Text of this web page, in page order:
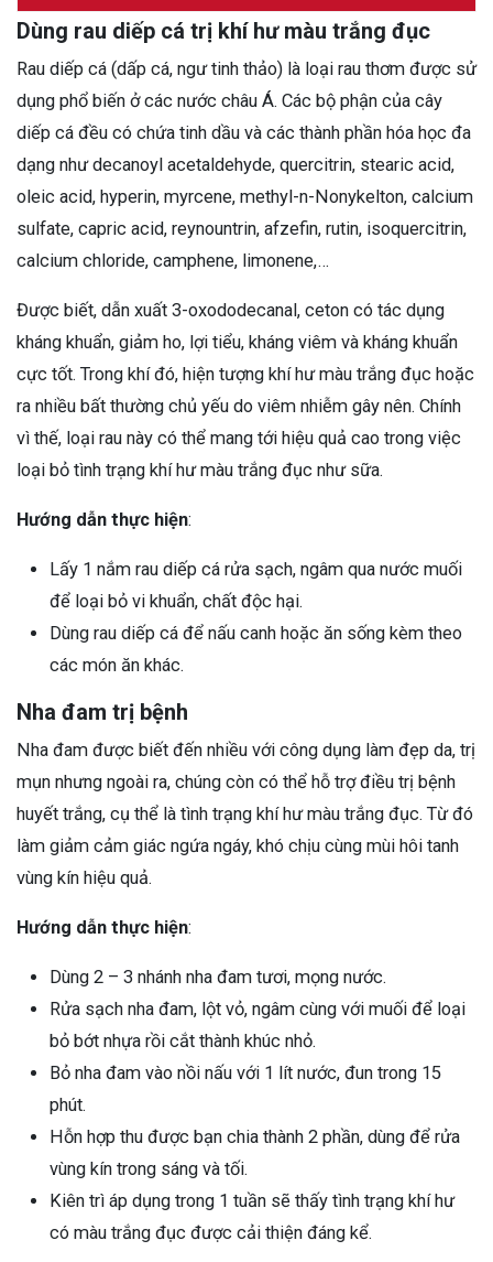
Dùng rau diếp cá trị khí hư màu trắng đục
Rau diếp cá (dấp cá, ngư tinh thảo) là loại rau thơm được sử
dụng phổ biến ở các nước châu Á. Các bộ phận của cây
diếp cá đều có chứa tinh dầu và các thành phần hóa học đa
dạng như decanoyl acetaldehyde, quercitrin, stearic acid,
oleic acid, hyperin, myrcene, methyl-n-Nonykelton, calcium
sulfate, capric acid, reynountrin, afzefin, rutin, isoquercitrin,
calcium chloride, camphene, limonene,…
Được biết, dẫn xuất 3-oxododecanal, ceton có tác dụng
kháng khuẩn, giảm ho, lợi tiểu, kháng viêm và kháng khuẩn
cực tốt. Trong khí đó, hiện tượng khí hư màu trắng đục hoặc
ra nhiều bất thường chủ yếu do viêm nhiễm gây nên. Chính
vì thế, loại rau này có thể mang tới hiệu quả cao trong việc
loại bỏ tình trạng khí hư màu trắng đục như sữa.
Hướng dẫn thực hiện:
Lấy 1 nắm rau diếp cá rửa sạch, ngâm qua nước muối
để loại bỏ vi khuẩn, chất độc hại.
Dùng rau diếp cá để nấu canh hoặc ăn sống kèm theo
các món ăn khác.
Nha đam trị bệnh
Nha đam được biết đến nhiều với công dụng làm đẹp da, trị
mụn nhưng ngoài ra, chúng còn có thể hỗ trợ điều trị bệnh
huyết trắng, cụ thể là tình trạng khí hư màu trắng đục. Từ đó
làm giảm cảm giác ngứa ngáy, khó chịu cùng mùi hôi tanh
vùng kín hiệu quả.
Hướng dẫn thực hiện:
Dùng 2 – 3 nhánh nha đam tươi, mọng nước.
Rửa sạch nha đam, lột vỏ, ngâm cùng với muối để loại
bỏ bớt nhựa rồi cắt thành khúc nhỏ.
Bỏ nha đam vào nồi nấu với 1 lít nước, đun trong 15
phút.
Hỗn hợp thu được bạn chia thành 2 phần, dùng để rửa
vùng kín trong sáng và tối.
Kiên trì áp dụng trong 1 tuần sẽ thấy tình trạng khí hư
có màu trắng đục được cải thiện đáng kể.